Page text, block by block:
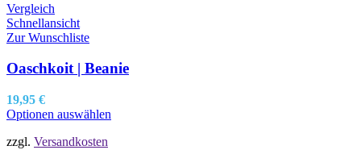
Vergleich
Schnellansicht
Zur Wunschliste
Oaschkoit | Beanie
19,95 €
Optionen auswählen
zzgl. Versandkosten